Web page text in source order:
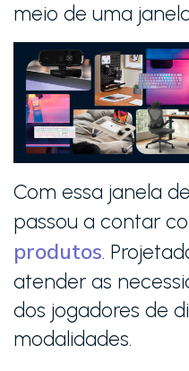
meio de uma
Com essa janela
passou a contar
produtos.
atender as
dos jogadores de
modalidades.